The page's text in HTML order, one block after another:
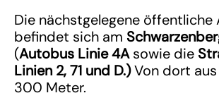
Die nächstgelegene öffentliche
befindet sich am
(Autobus Linie 4Asowie die
Linien 2, 71 und D.)Von dort
300 Meter.